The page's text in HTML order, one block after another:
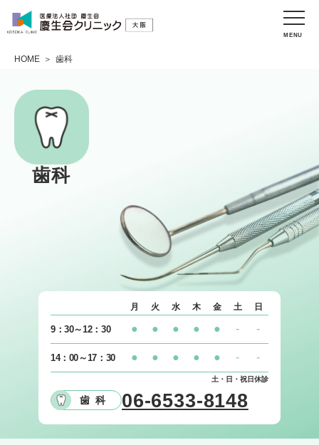
MENU
HOME ＞ 歯科
歯科
月 火 水 木 金 土 日
9：30～12：30 ● ● ● ● ● - -
14：00～17：30 ● ● ● ● ● - -
土・日・祝日休診
歯科 06-6533-8148